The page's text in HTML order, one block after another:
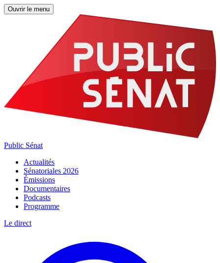
Ouvrir le menu
Public Sénat
Actualités
Sénatoriales 2026
Émissions
Documentaires
Podcasts
Programme
Le direct